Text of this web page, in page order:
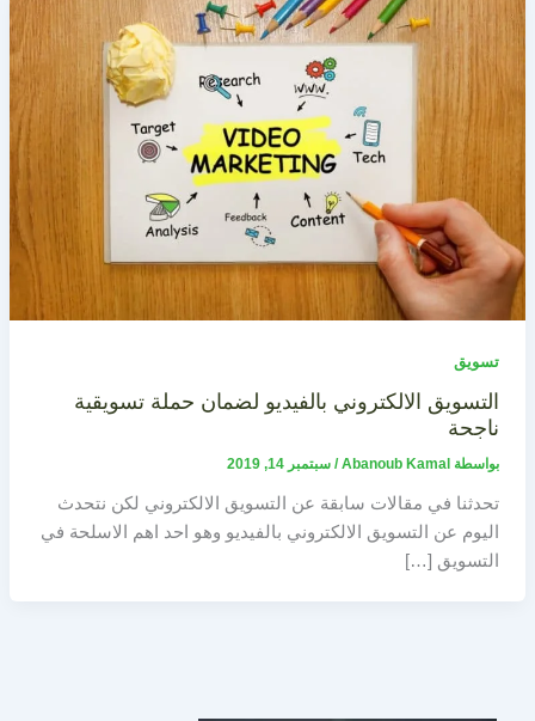
تسويق
التسويق الالكتروني بالفيديو لضمان حملة تسويقية
ناجحة
بواسطة Abanoub Kamal
/ سبتمبر 14, 2019
تحدثنا في مقالات سابقة عن التسويق الالكتروني لكن نتحدث
اليوم عن التسويق الالكتروني بالفيديو وهو احد اهم الاسلحة في
التسويق […]